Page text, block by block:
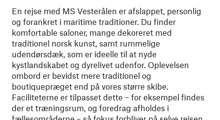
En rejse med MS Vesterålen er afslappet, personlig
og forankret i maritime traditioner. Du finder
komfortable saloner, mange dekoreret med
traditionel norsk kunst, samt rummelige
udendørsdæk, som er ideelle til at nyde
kystlandskabet og dyrelivet udenfor. Oplevelsen
ombord er bevidst mere traditionel og
boutiquepræget end på vores større skibe.
Faciliteterne er tilpasset dette – for eksempel findes
der et træningsrum, og foredrag afholdes i